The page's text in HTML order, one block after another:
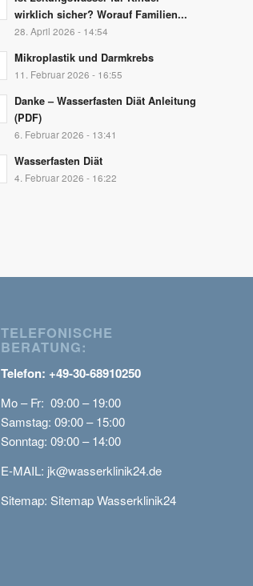
wirklich sicher? Worauf Familien...
28. April 2026 - 14:54
Mikroplastik und Darmkrebs
11. Februar 2026 - 16:55
Danke – Wasserfasten Diät Anleitung
(PDF)
6. Februar 2026 - 13:41
Wasserfasten Diät
4. Februar 2026 - 16:22
TELEFONISCHE
BERATUNG:
Telefon: +49-30-68910250
Mo – Fr: 09:00 – 19:00
Samstag: 09:00 – 15:00
Sonntag: 09:00 – 14:00
E-MAIL: jk@wasserklinik24.de
Sitemap: Sitemap Wasserklinik24